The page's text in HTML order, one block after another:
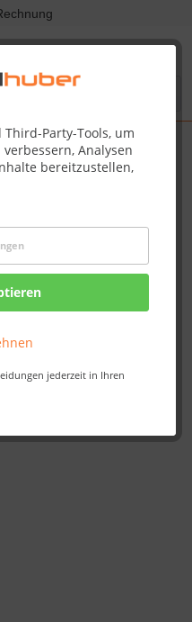
Party-Tools, um
Analysen
bereitzustellen,
jederzeit in Ihren